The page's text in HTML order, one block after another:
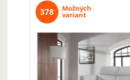
Možných
variant
378